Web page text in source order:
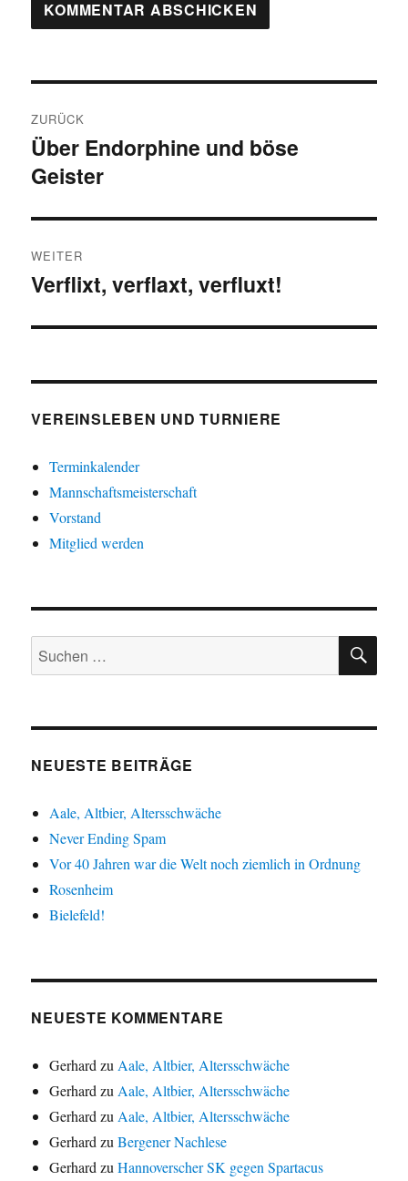
ZURÜCK
Vorheriger
Beitrag:
Über Endorphine und böse
Geister
WEITER
Nächster
Verflixt, verflaxt, verfluxt!
VEREINSLEBEN UND TURNIERE
Terminkalender
Mannschaftsmeisterschaft
Vorstand
Mitglied werden
Suche
nach:
NEUESTE BEITRÄGE
Aale, Altbier, Altersschwäche
Never Ending Spam
Vor 40 Jahren war die Welt noch ziemlich in Ordnung
Rosenheim
Bielefeld!
NEUESTE KOMMENTARE
Gerhard zu Aale, Altbier, Altersschwäche
Gerhard zu Aale, Altbier, Altersschwäche
Gerhard zu Aale, Altbier, Altersschwäche
Gerhard zuBergener Nachlese
Gerhard zuHannoverscher SK gegen Spartacus